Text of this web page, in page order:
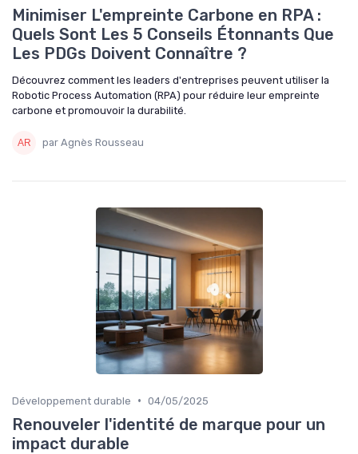
Minimiser L'empreinte Carbone en RPA :
Quels Sont Les 5 Conseils Étonnants Que
Les PDGs Doivent Connaître ?
Découvrez comment les leaders d'entreprises peuvent utiliser la
Robotic Process Automation (RPA) pour réduire leur empreinte
carbone et promouvoir la durabilité.
par Agnès Rousseau
Développement durable • 04/05/2025
Renouveler l'identité de marque pour un
impact durable